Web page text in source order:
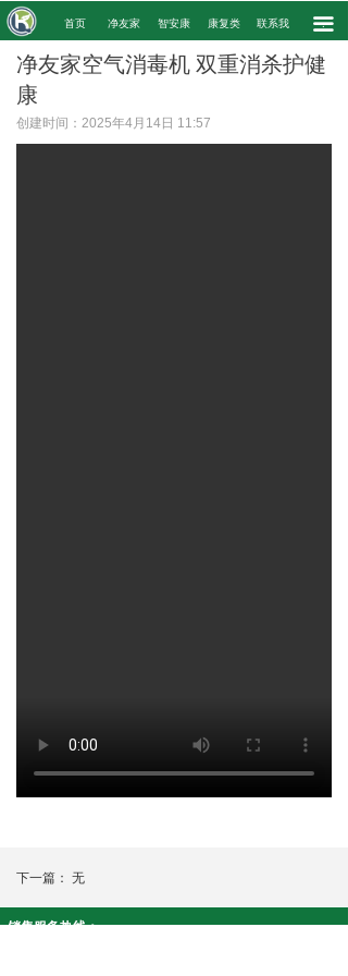
끀
. 首页 净友家 智安康 康复类 联系我 .
净友家空气消毒机 双重消杀护健
康
创建时间： 2025年4月14日 11:57
下一篇： 无
销售服务热线：